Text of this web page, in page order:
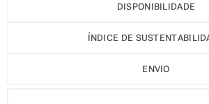
DISPONIBILIDADE
ÍNDICE DE
ENVIO